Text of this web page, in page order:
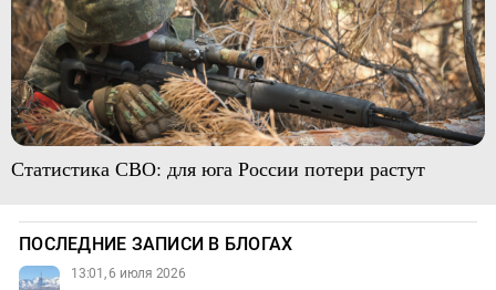
Статистика СВО: для юга России потери растут
ПОСЛЕДНИЕ ЗАПИСИ В БЛОГАХ
13:01, 6 июля 2026